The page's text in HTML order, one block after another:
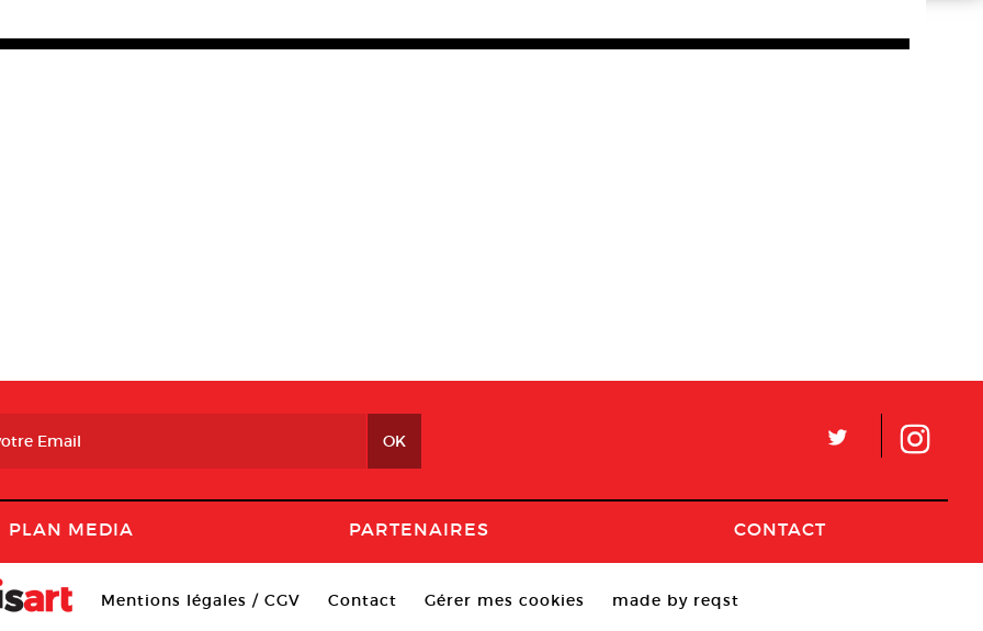
L
PLAN MEDIA PARTENAIRES CONTACT
Mentions légales / CGV Contact Gérer mes cookies made by reqst